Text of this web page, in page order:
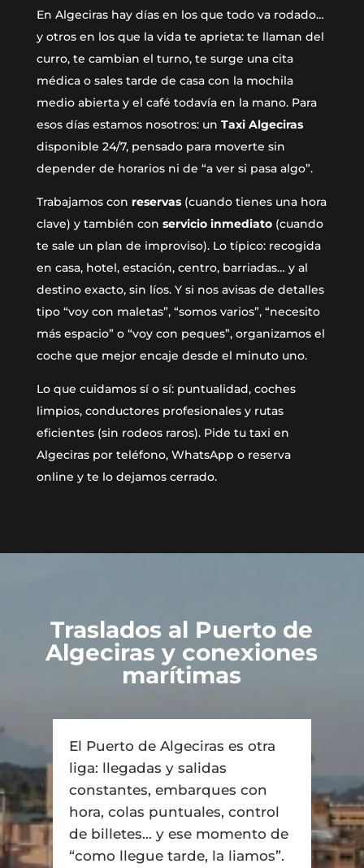
En Algeciras hay días en los que todo va rodado…
y otros en los que la vida te aprieta: te llaman del
curro, te cambian el turno, te surge una cita
médica o sales tarde de casa con la mochila
medio abierta y el café todavía en la mano. Para
esos días estamos nosotros: un Taxi Algeciras
disponible 24/7, pensado para moverte sin
depender de horarios ni de “a ver si pasa algo”.
Trabajamos con reservas(cuando tienes una hora
clave) y también con servicio inmediato(cuando
te sale un plan de improviso). Lo típico: recogida
en casa, hotel, estación, centro, barriadas… y al
destino exacto, sin líos. Y si nos avisas de detalles
tipo “voy con maletas”, “somos varios”, “necesito
más espacio” o “voy con peques”, organizamos el
coche que mejor encaje desde el minuto uno.
Lo que cuidamos sí o sí: puntualidad, coches
limpios, conductores profesionales y rutas
eficientes (sin rodeos raros). Pide tu taxi en
Algeciras por teléfono, WhatsApp o reserva
online y te lo dejamos cerrado.
Traslados al Puerto de
Algeciras y conexiones
marítimas
El Puerto de Algeciras es otra
liga: llegadas y salidas
constantes, embarques con
hora, colas puntuales, control
de billetes… y ese momento de
“como llegue tarde, la liamos”.